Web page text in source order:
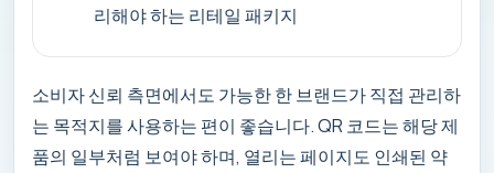
리해야 하는 리테일 패키지
소비자 신뢰 측면에서도 가능한 한 브랜드가 직접 관리하
는 목적지를 사용하는 편이 좋습니다. QR 코드는 해당 제
품의 일부처럼 보여야 하며, 열리는 페이지도 인쇄된 약